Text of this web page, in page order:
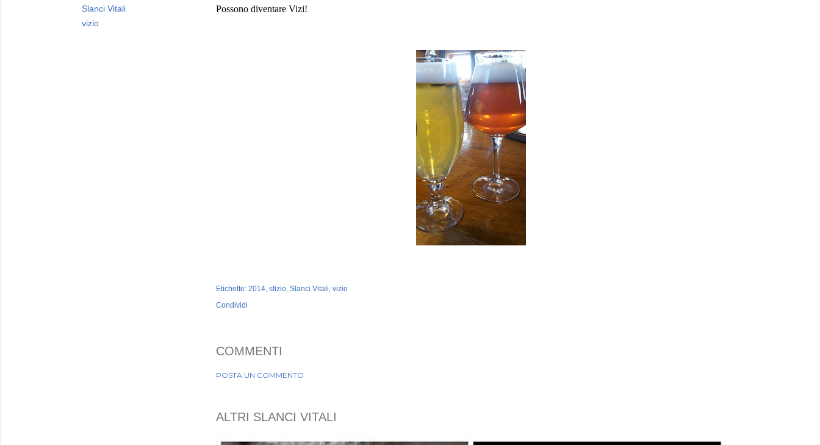
Slanci Vitali
vizio
Possono diventare Vizi!
Etichette: 2014 sfizio Slanci Vitali vizio
Condividi
COMMENTI
POSTA UN COMMENTO
ALTRI SLANCI VITALI